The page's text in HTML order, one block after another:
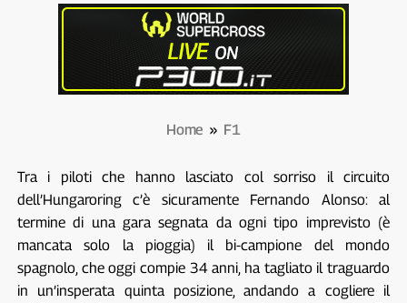
Home » F1
Tra i piloti che hanno lasciato col sorriso il circuito
dell’Hungaroring c’è sicuramente Fernando Alonso: al
termine di una gara segnata da ogni tipo imprevisto (è
mancata solo la pioggia) il bi-campione del mondo
spagnolo, che oggi compie 34 anni, ha tagliato il traguardo
in un’insperata quinta posizione, andando a cogliere il